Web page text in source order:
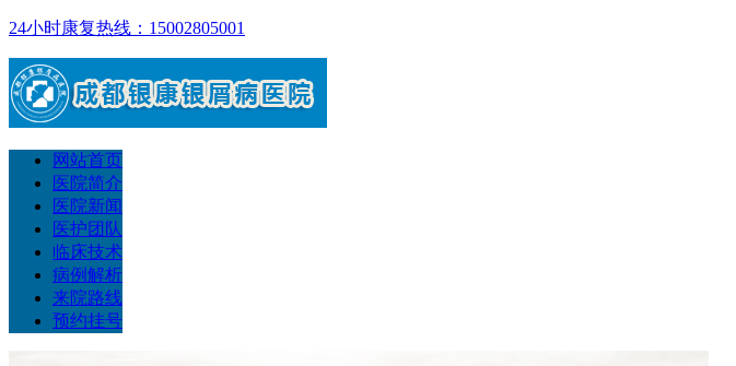
24小时康复热线：15002805001
网站首页
医院简介
医院新闻
医护团队
临床技术
病例解析
来院路线
预约挂号